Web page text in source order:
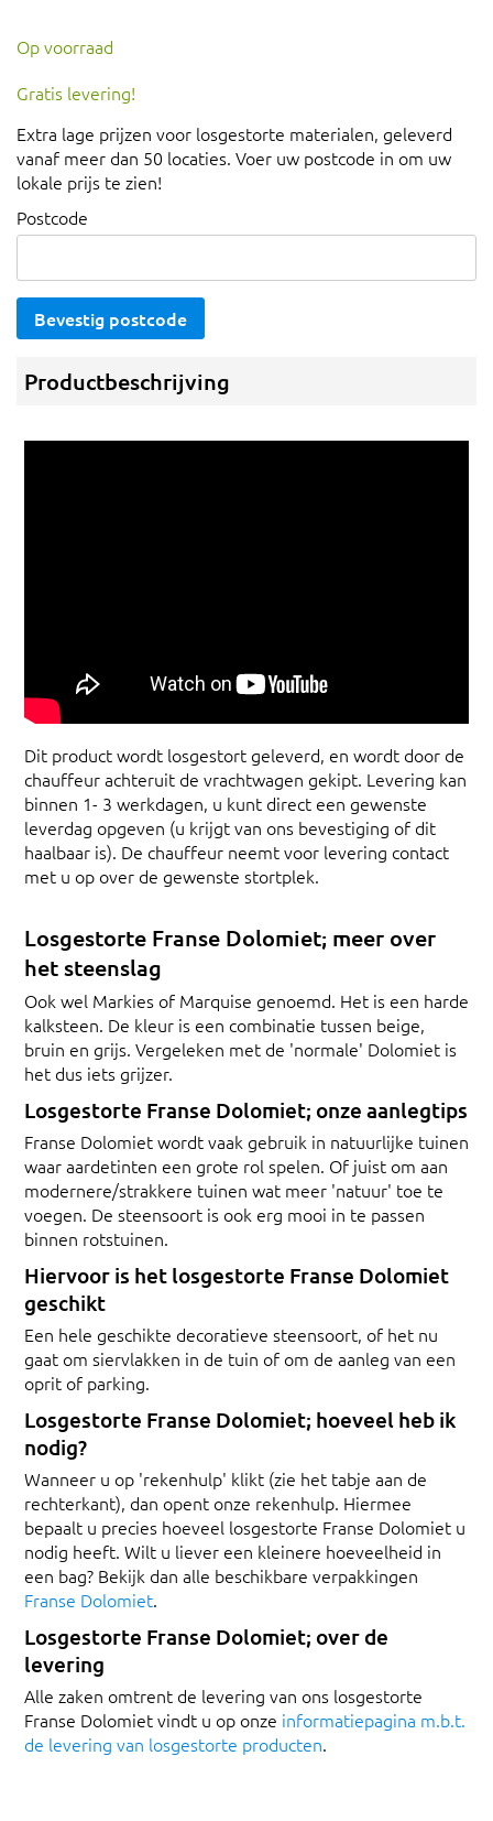
Op voorraad
Gratis levering!
Extra lage prijzen voor losgestorte materialen, geleverd
vanaf meer dan 50 locaties. Voer uw postcode in om uw
lokale prijs te zien!
Postcode
Bevestig postcode
Productbeschrijving
Dit product wordt losgestort geleverd, en wordt door de
chauffeur achteruit de vrachtwagen gekipt. Levering kan
binnen 1- 3 werkdagen, u kunt direct een gewenste
leverdag opgeven (u krijgt van ons bevestiging of dit
haalbaar is). De chauffeur neemt voor levering contact
met u op over de gewenste stortplek.
Losgestorte Franse Dolomiet; meer over
het steenslag
Ook wel Markies of Marquise genoemd. Het is een harde
kalksteen. De kleur is een combinatie tussen beige,
bruin en grijs. Vergeleken met de 'normale' Dolomiet is
het dus iets grijzer.
Losgestorte Franse Dolomiet; onze aanlegtips
Franse Dolomiet wordt vaak gebruik in natuurlijke tuinen
waar aardetinten een grote rol spelen. Of juist om aan
modernere/strakkere tuinen wat meer 'natuur' toe te
voegen. De steensoort is ook erg mooi in te passen
binnen rotstuinen.
Hiervoor is het losgestorte Franse Dolomiet
geschikt
Een hele geschikte decoratieve steensoort, of het nu
gaat om siervlakken in de tuin of om de aanleg van een
oprit of parking.
Losgestorte Franse Dolomiet; hoeveel heb ik
nodig?
Wanneer u op 'rekenhulp' klikt (zie het tabje aan de
rechterkant), dan opent onze rekenhulp. Hiermee
bepaalt u precies hoeveel losgestorte Franse Dolomiet u
nodig heeft. Wilt u liever een kleinere hoeveelheid in
een bag? Bekijk dan alle beschikbare verpakkingen
Franse Dolomiet.
Losgestorte Franse Dolomiet; over de
levering
Alle zaken omtrent de levering van ons losgestorte
Franse Dolomiet vindt u op onze informatiepagina m.b.t.
de levering van losgestorte producten.